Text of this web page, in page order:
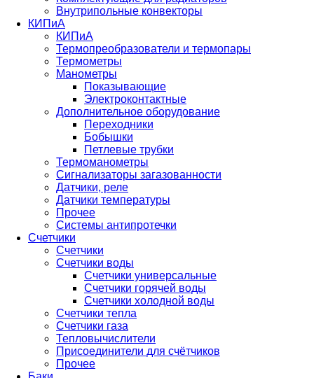
Внутрипольные конвекторы
КИПиА
КИПиА
Термопреобразователи и термопары
Термометры
Манометры
Показывающие
Электроконтактные
Дополнительное оборудование
Переходники
Бобышки
Петлевые трубки
Термоманометры
Сигнализаторы загазованности
Датчики, реле
Датчики температуры
Прочее
Системы антипротечки
Счетчики
Счетчики
Счетчики воды
Счетчики универсальные
Счетчики горячей воды
Счетчики холодной воды
Счетчики тепла
Счетчики газа
Тепловычислители
Присоединители для счётчиков
Прочее